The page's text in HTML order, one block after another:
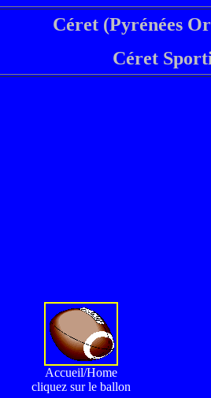
Céret (Pyrénées
Céret
Accueil/Home
cliquez sur le ballon